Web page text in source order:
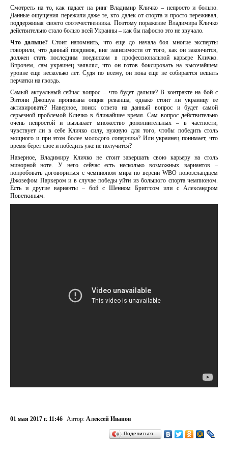
Смотреть на то, как падает на ринг Владимир Кличко – непросто и больно.
Данные ощущения пережили даже те, кто далек от спорта и просто переживал,
поддерживая своего соотечественника. Поэтому поражение Владимира Кличко
действительно стало болью всей Украины – как бы пафосно это не звучало.
Что дальше? Стоит напомнить, что еще до начала боя многие эксперты
говорили, что данный поединок, вне зависимости от того, как он закончится,
должен стать последним поединком в профессиональной карьере Кличко.
Впрочем, сам украинец заявлял, что он готов боксировать на высочайшем
уровне еще несколько лет. Судя по всему, он пока еще не собирается вешать
перчатки на гвоздь.
Самый актуальный сейчас вопрос – что будет дальше? В контракте на бой с
Энтони Джошуа прописана опция реванша, однако стоит ли украинцу ее
активировать? Наверное, поиск ответа на данный вопрос и будет самой
серьезной проблемой Кличко в ближайшее время. Сам вопрос действительно
очень непростой и вызывает множество дополнительных – в частности,
чувствует ли в себе Кличко силу, нужную для того, чтобы победить столь
мощного и при этом более молодого соперника? Или украинец понимает, что
время берет свое и победить уже не получится?
Наверное, Владимиру Кличко не стоит завершать свою карьеру на столь
минорной ноте. У него сейчас есть несколько возможных вариантов –
попробовать договориться с чемпионом мира по версии WBO новозеландцем
Джозефом Паркером и в случае победы уйти из большого спорта чемпионом.
Есть и другие варианты – бой с Шенном Бриггсом или с Александром
Поветкиным.
01 мая 2017 г. 11:46 Автор: Алексей Иванов
Поделиться…